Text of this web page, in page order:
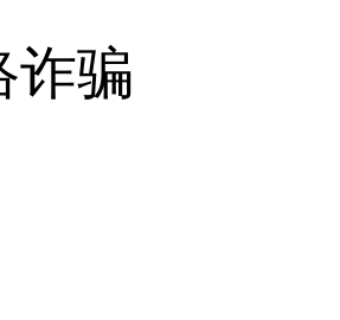
诈骗